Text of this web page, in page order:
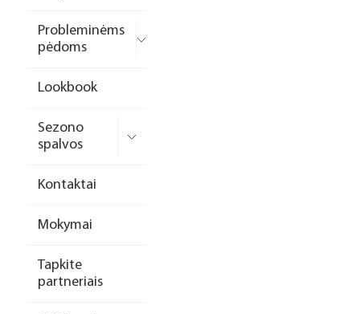
Probleminėms
pėdoms
Lookbook
Sezono
spalvos
Kontaktai
Mokymai
Tapkite
partneriais